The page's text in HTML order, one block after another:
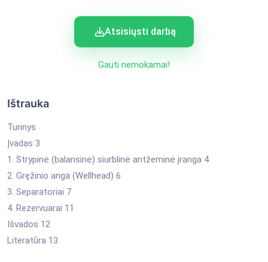
Atsisiųsti darbą
Gauti nemokamai!
Ištrauka
Turinys
Įvadas 3
1. Strypinė (balansinė) siurblinė antžeminė įranga 4
2. Gręžinio anga (Wellhead) 6
3. Separatoriai 7
4. Rezervuarai 11
Išvados 12
Literatūra 13